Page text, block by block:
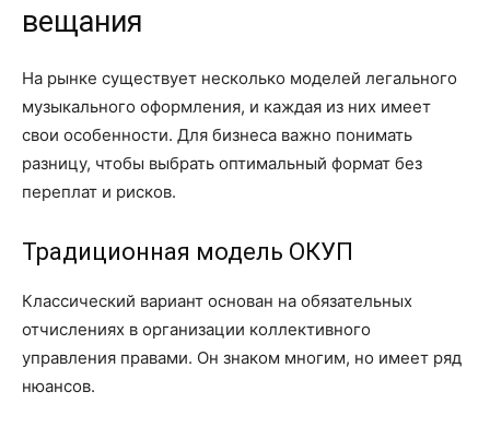
вещания
На рынке существует несколько моделей легального
музыкального оформления, и каждая из них имеет
свои особенности. Для бизнеса важно понимать
разницу, чтобы выбрать оптимальный формат без
переплат и рисков.
Традиционная модель ОКУП
Классический вариант основан на обязательных
отчислениях в организации коллективного
управления правами. Он знаком многим, но имеет ряд
нюансов.